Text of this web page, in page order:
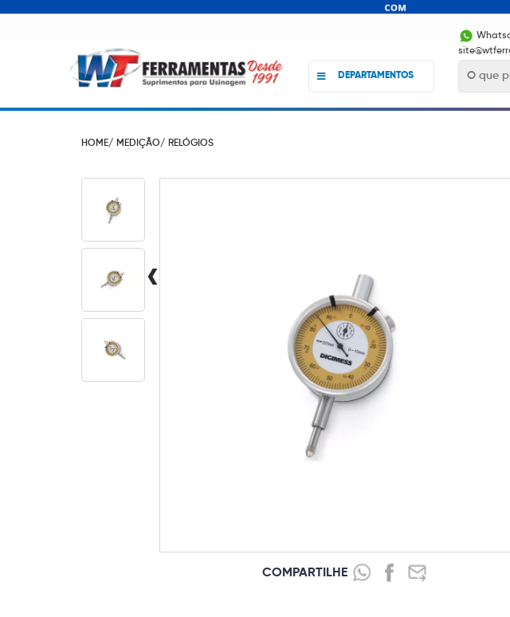
DEPARTAMENTOS
HOME/ MEDIÇÃO/ RELÓGIOS
‹
COMPARTILHE